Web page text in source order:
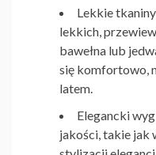
Lekkie tkaniny
lekkich,
bawełna lub
się komfortowo,
latem.
Elegancki
jakości, takie jak